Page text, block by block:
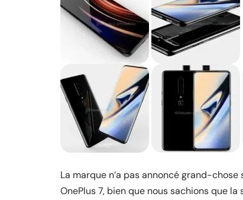
La marque n’a pas annoncé grand-
OnePlus 7, bien que nous sachions que